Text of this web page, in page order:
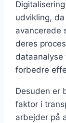
udvikling,
avancerede
deres
forbedre
Desuden er
faktor i
arbejder på